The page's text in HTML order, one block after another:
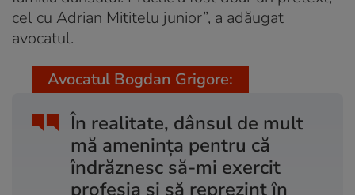
cel cu Adrian Mititelu junior”, a adăugat
avocatul.
În realitate, dânsul de mult
mă amenința pentru că
îndrăznesc să-mi exercit
profesia și să reprezint în
Avocatul Bogdan Grigore: